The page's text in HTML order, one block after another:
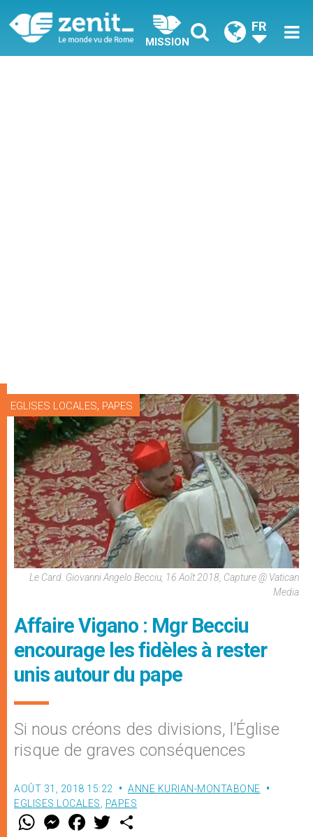
MISSION
FR
EGLISES LOCALES, PAPES
Le Card. Giovanni Angelo Becciu, 16 Aoît 2018, Capture @ Vatican
Media
Affaire Vigano : Mgr Becciu
encourage les fidèles à rester
unis autour du pape
Si nous créons des divisions, l’Église
risque de graves conséquences
AOÛT 31, 2018 15:22
ANNE KURIAN-MONTABONE
EGLISES LOCALES
PAPES
W M
e
F
a w